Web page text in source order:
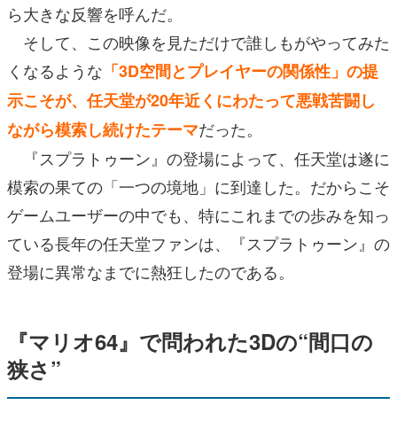
ら大きな反響を呼んだ。
そして、この映像を見ただけで誰しもがやってみた
くなるような 「3D空間とプレイヤーの関係性」の提
示こそが、任天堂が20年近くにわたって悪戦苦闘し
ながら模索し続けたテーマだった。
『スプラトゥーン』の登場によって、任天堂は遂に
模索の果ての「一つの境地」に到達した。だからこそ
ゲームユーザーの中でも、特にこれまでの歩みを知っ
ている長年の任天堂ファンは、『スプラトゥーン』の
登場に異常なまでに熱狂したのである。
『マリオ64』で問われた3Dの“間口の
狭さ”